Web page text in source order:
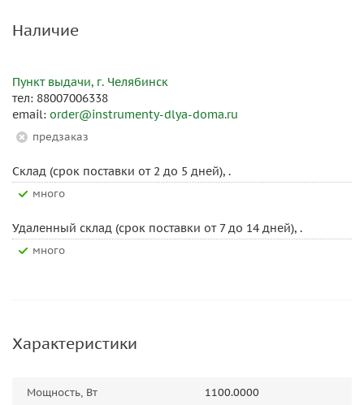
Наличие
Пункт выдачи, г. Челябинск
тел: 88007006338
email: order@instrumenty-dlya-doma.ru
Предзаказ
Склад (срок поставки от 2 до 5 дней), .
Много
Удаленный склад (срок поставки от 7 до 14 дней), .
Много
Характеристики
Мощность, Вт 1100.0000